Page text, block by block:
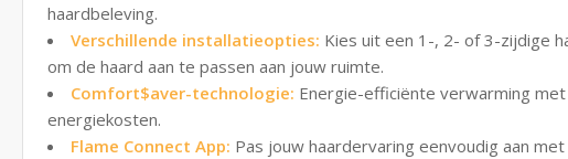
haardbeleving.
Verschillende installatieopties: Kies uit een 1-, 2- of 3-zijdige
om de haard aan te passen aan jouw ruimte.
Comfort$aver-technologie: Energie-efficiënte verwarming
energiekosten.
Flame Connect App: Pas jouw haardervaring eenvoudig aan